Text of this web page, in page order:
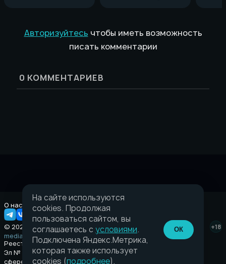
Авторизуйтесь чтобы иметь возможность
писать комментарии
0 КОММЕНТАРИЕВ
О нас Правовая информация
© 2026 Taverna.gg
+18
media@taverna.gg
Реестровая запись:
Эл № ФС77-89710 выдано Федеральной службой по надзору в
сфере связи, информационных технологий и массовых
На сайте используются
cookies. Продолжая
пользоваться сайтом, вы
соглашаетесь с условиями.
Подключена Яндекс.Метрика,
которая также использует
cookies (подробнее).
ОК